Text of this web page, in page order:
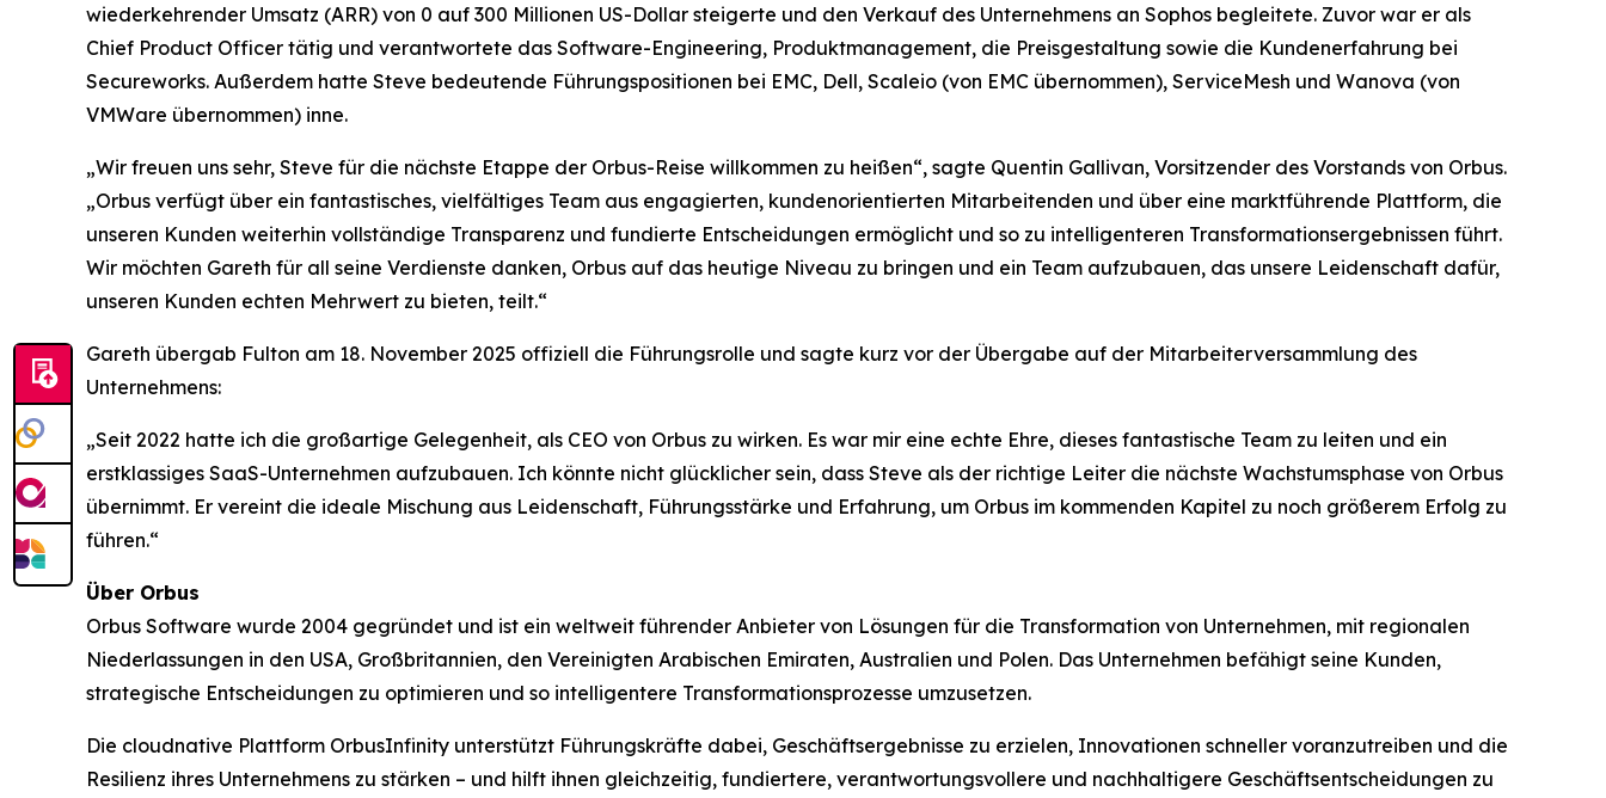
wiederkehrender Umsatz (ARR) von 0 auf 300 Millionen US-Dollar steigerte und den Verkauf des Unternehmens an Sophos begleitete. Zuvor war er als
Chief Product Officer tätig und verantwortete das Software-Engineering, Produktmanagement, die Preisgestaltung sowie die Kundenerfahrung bei
Secureworks. Außerdem hatte Steve bedeutende Führungspositionen bei EMC, Dell, Scaleio (von EMC übernommen), ServiceMesh und Wanova (von
VMWare übernommen) inne.
„Wir freuen uns sehr, Steve für die nächste Etappe der Orbus-Reise willkommen zu heißen“, sagte Quentin Gallivan, Vorsitzender des Vorstands von Orbus.
„Orbus verfügt über ein fantastisches, vielfältiges Team aus engagierten, kundenorientierten Mitarbeitenden und über eine marktführende Plattform, die
unseren Kunden weiterhin vollständige Transparenz und fundierte Entscheidungen ermöglicht und so zu intelligenteren Transformationsergebnissen führt.
Wir möchten Gareth für all seine Verdienste danken, Orbus auf das heutige Niveau zu bringen und ein Team aufzubauen, das unsere Leidenschaft dafür,
unseren Kunden echten Mehrwert zu bieten, teilt.“
Gareth übergab Fulton am 18. November 2025 offiziell die Führungsrolle und sagte kurz vor der Übergabe auf der Mitarbeiterversammlung des
Unternehmens:
„Seit 2022 hatte ich die großartige Gelegenheit, als CEO von Orbus zu wirken. Es war mir eine echte Ehre, dieses fantastische Team zu leiten und ein
erstklassiges SaaS-Unternehmen aufzubauen. Ich könnte nicht glücklicher sein, dass Steve als der richtige Leiter die nächste Wachstumsphase von Orbus
übernimmt. Er vereint die ideale Mischung aus Leidenschaft, Führungsstärke und Erfahrung, um Orbus im kommenden Kapitel zu noch größerem Erfolg zu
führen.“
Über Orbus
Orbus Software wurde 2004 gegründet und ist ein weltweit führender Anbieter von Lösungen für die Transformation von Unternehmen, mit regionalen
Niederlassungen in den USA, Großbritannien, den Vereinigten Arabischen Emiraten, Australien und Polen. Das Unternehmen befähigt seine Kunden,
strategische Entscheidungen zu optimieren und so intelligentere Transformationsprozesse umzusetzen.
Die cloudnative Plattform OrbusInfinity unterstützt Führungskräfte dabei, Geschäftsergebnisse zu erzielen, Innovationen schneller voranzutreiben und die
Resilienz ihres Unternehmens zu stärken – und hilft ihnen gleichzeitig, fundiertere, verantwortungsvollere und nachhaltigere Geschäftsentscheidungen zu